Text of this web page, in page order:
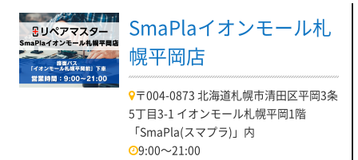
SmaPlaイオンモール札
幌平岡店
〒004-0873 北海道札幌市清田区平岡3条
5丁目3-1 イオンモール札幌平岡1階
「SmaPla(スマプラ)」内
9:00～21:00